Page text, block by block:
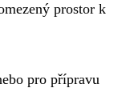
prostor k
pro přípravu